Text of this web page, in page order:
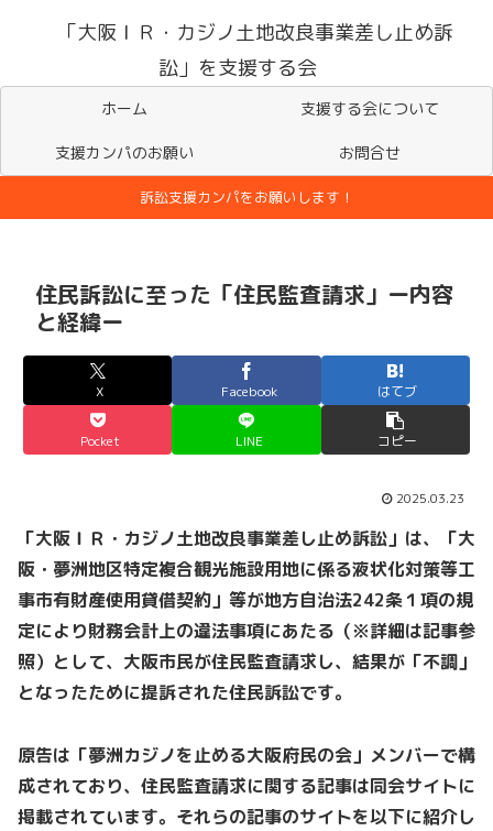
「大阪ＩＲ・カジノ土地改良事業差し止め訴
訟」を支援する会
ホーム 支援する会について
支援カンパのお願い お問合せ
訴訟支援カンパをお願いします！
住民訴訟に至った「住民監査請求」ー内容
と経緯ー
X Facebook はてブ
Pocket LINE コピー
2025.03.23
「大阪ＩＲ・カジノ土地改良事業差し止め訴訟」は、「大
阪・夢洲地区特定複合観光施設用地に係る液状化対策等工
事市有財産使用貸借契約」等が地方自治法242条１項の規
定により財務会計上の違法事項にあたる（※詳細は記事参
照）として、大阪市民が住民監査請求し、結果が「不調」
となったために提訴された住民訴訟です。
原告は「夢洲カジノを止める大阪府民の会」メンバーで構
成されており、住民監査請求に関する記事は同会サイトに
掲載されています。それらの記事のサイトを以下に紹介し